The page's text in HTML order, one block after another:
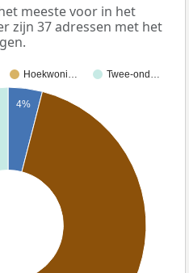
meeste voor in het
zijn 37 adressen met het
Hoekwoni… Twee-ond…
4%